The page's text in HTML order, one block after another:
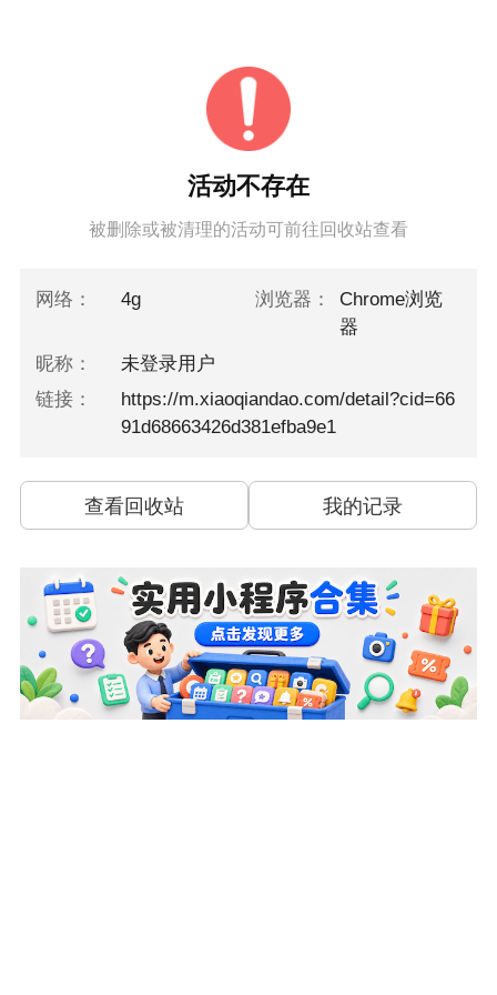
活动不存在
被删除或被清理的活动可前往回收站查看
网络： 4g 浏览器：
Chrome浏览
器
昵称：
未登录用户
链接：
https://m.xiaoqiandao.com/detail?cid=66
91d68663426d381efba9e1
查看回收站 我的记录